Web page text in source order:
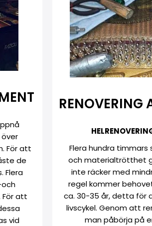
För att
de
Flera
och
att
vid
RENOVERING
HELRENOVERING
Flera hundra
och materialtrötthet
inte räcker med
regel kommer
ca. 30-35 år, detta för
livscykel. Genom att
man påbörja på